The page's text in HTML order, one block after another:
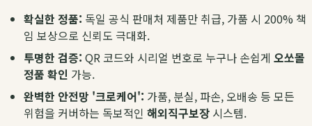
확실한 정품: 독일 공식 판매처 제품만 취급, 가품 시 200% 책
임 보상으로 신뢰도 극대화.
투명한 검증: QR 코드와 시리얼 번호로 누구나 손쉽게 오쏘몰
정품 확인 가능.
완벽한 안전망 '크로케어': 가품, 분실, 파손, 오배송 등 모든
위험을 커버하는 독보적인 해외직구보장 시스템.